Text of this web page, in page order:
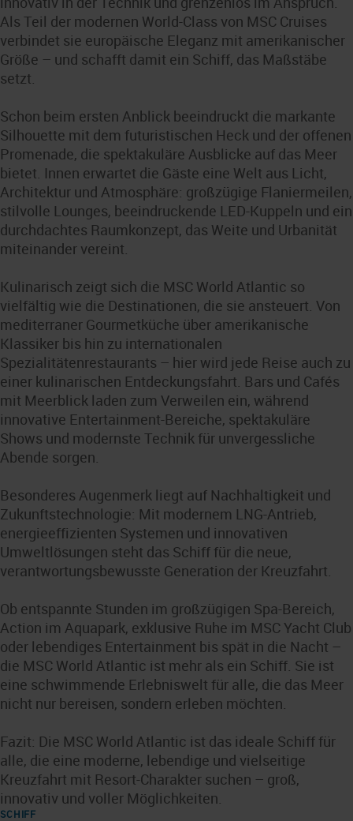
Als Teil der modernen World-Class von MSC Cruises
verbindet sie europäische Eleganz mit amerikanischer
Größe – und schafft damit ein Schiff, das Maßstäbe
setzt.
Schon beim ersten Anblick beeindruckt die markante
Silhouette mit dem futuristischen Heck und der offenen
Promenade, die spektakuläre Ausblicke auf das Meer
bietet. Innen erwartet die Gäste eine Welt aus Licht,
Architektur und Atmosphäre: großzügige Flaniermeilen,
stilvolle Lounges, beeindruckende LED-Kuppeln und ein
durchdachtes Raumkonzept, das Weite und Urbanität
miteinander vereint.
Kulinarisch zeigt sich die MSC World Atlantic so
vielfältig wie die Destinationen, die sie ansteuert. Von
mediterraner Gourmetküche über amerikanische
Klassiker bis hin zu internationalen
Spezialitätenrestaurants – hier wird jede Reise auch zu
einer kulinarischen Entdeckungsfahrt. Bars und Cafés
mit Meerblick laden zum Verweilen ein, während
innovative Entertainment-Bereiche, spektakuläre
Shows und modernste Technik für unvergessliche
Abende sorgen.
Besonderes Augenmerk liegt auf Nachhaltigkeit und
Zukunftstechnologie: Mit modernem LNG-Antrieb,
energieeffizienten Systemen und innovativen
Umweltlösungen steht das Schiff für die neue,
verantwortungsbewusste Generation der Kreuzfahrt.
Ob entspannte Stunden im großzügigen Spa-Bereich,
Action im Aquapark, exklusive Ruhe im MSC Yacht Club
oder lebendiges Entertainment bis spät in die Nacht –
die MSC World Atlantic ist mehr als ein Schiff. Sie ist
eine schwimmende Erlebniswelt für alle, die das Meer
nicht nur bereisen, sondern erleben möchten.
Fazit: Die MSC World Atlantic ist das ideale Schiff für
alle, die eine moderne, lebendige und vielseitige
Kreuzfahrt mit Resort-Charakter suchen – groß,
innovativ und voller Möglichkeiten.
SCHIFF